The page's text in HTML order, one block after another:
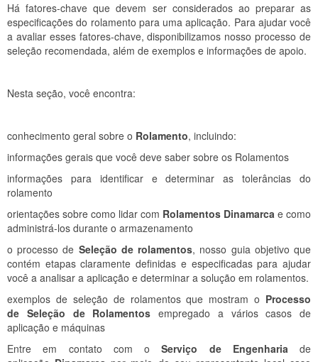
Há fatores-chave que devem ser considerados ao preparar as
especificações do rolamento para uma aplicação. Para ajudar você
a avaliar esses fatores-chave, disponibilizamos nosso processo de
seleção recomendada, além de exemplos e informações de apoio.
Nesta seção, você encontra:
conhecimento geral sobre o Rolamento, incluindo:
informações gerais que você deve saber sobre os Rolamentos
informações para identificar e determinar as tolerâncias do
rolamento
orientações sobre como lidar com Rolamentos Dinamarca e como
administrá-los durante o armazenamento
o processo de Seleção de rolamentos, nosso guia objetivo que
contém etapas claramente definidas e especificadas para ajudar
você a analisar a aplicação e determinar a solução em rolamentos.
exemplos de seleção de rolamentos que mostram o Processo
de Seleção de Rolamentos empregado a vários casos de
aplicação e máquinas
Entre em contato com oServiço de Engenhariade